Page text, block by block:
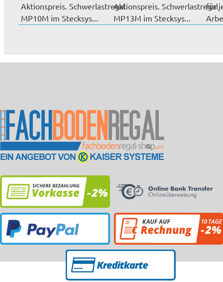
Aktionspreis. Schwerlastregal
MP10M im Stecksys...
Aktionspreis. Schwerlastregal
MP13M im Stecksys...
für